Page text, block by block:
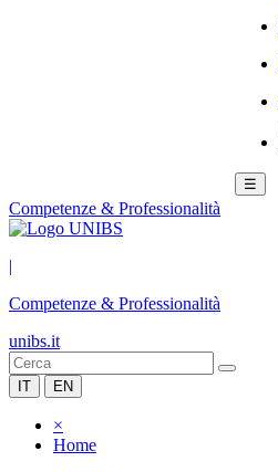
☰
Competenze & Professionalità
|
Competenze & Professionalità
unibs.it
IT EN
×
Home